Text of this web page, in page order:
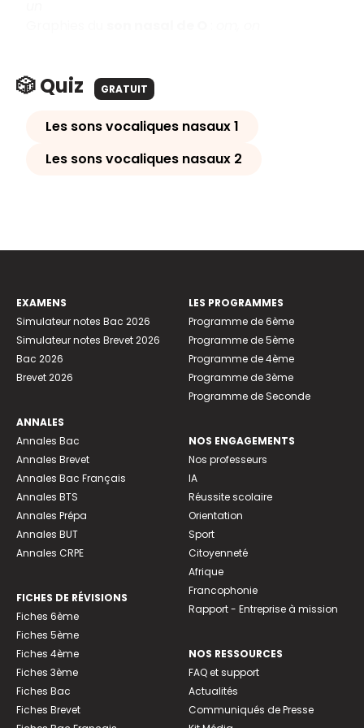
🎲 Quiz GRATUIT
Les sons vocaliques nasaux 1
Les sons vocaliques nasaux 2
EXAMENS
Simulateur notes Bac 2026
Simulateur notes Brevet 2026
Bac 2026
Brevet 2026
ANNALES
Annales Bac
Annales Brevet
Annales Bac Français
Annales BTS
Annales Prépa
Annales BUT
Annales CRPE
FICHES DE RÉVISIONS
Fiches 6ème
Fiches 5ème
Fiches 4ème
Fiches 3ème
Fiches Bac
Fiches Brevet
LES PROGRAMMES
Programme de 6ème
Programme de 5ème
Programme de 4ème
Programme de 3ème
Programme de Seconde
NOS ENGAGEMENTS
Nos professeurs
IA
Réussite scolaire
Orientation
Sport
Citoyenneté
Afrique
Francophonie
Rapport - Entreprise à mission
NOS RESSOURCES
FAQ et support
Actualités
Communiqués de Presse